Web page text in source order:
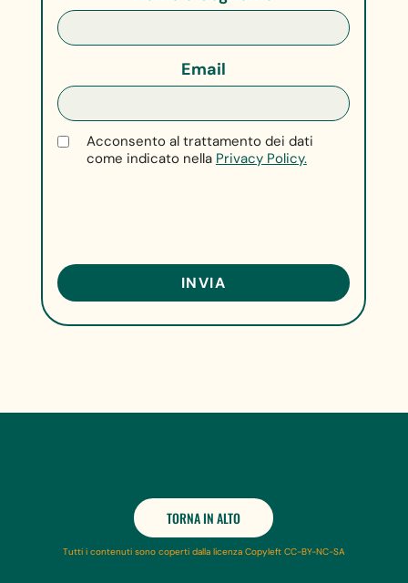
Email
Acconsento al trattamento dei dati
come indicato nella Privacy Policy.
TORNA IN ALTO
Tutti i contenuti sono coperti dalla licenza Copyleft CC-BY-NC-SA